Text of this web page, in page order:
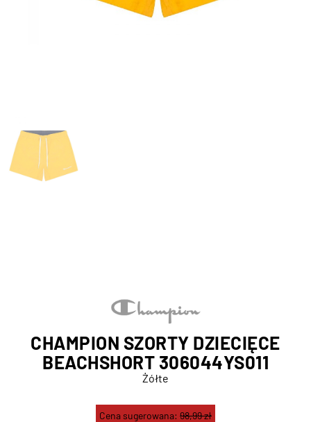
CHAMPION SZORTY DZIECIĘCE
BEACHSHORT 306044YS011
Żółte
Cena sugerowana: 98,99 zł